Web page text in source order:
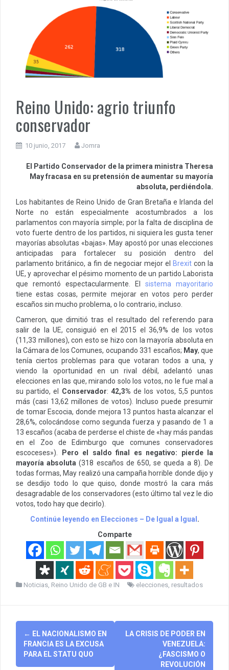
Reino Unido: agrio triunfo
conservador
10 junio, 2017 Jomra
El Partido Conservador de la primera ministra Theresa
May fracasa en su pretensión de aumentar su mayoría
absoluta, perdiéndola.
Los habitantes de Reino Unido de Gran Bretaña e Irlanda del
Norte no están especialmente acostumbrados a los
parlamentos con mayoría simple; por la falta de disciplina de
voto fuerte dentro de los partidos, ni siquiera les gusta tener
mayorías absolutas «bajas». May apostó por unas elecciones
anticipadas para fortalecer su posición dentro del
parlamento británico, a fin de negociar mejor el
Brexit con la
UE, y aprovechar el pésimo momento de un partido Laborista
que remontó espectacularmente. El sistema mayoritario
tiene estas cosas, permite mejorar en votos pero perder
escaños sin mucho problema, o lo contrario, incluso.
Cameron, que dimitió tras el resultado del referendo para
salir de la UE, consiguió en el 2015 el 36,9% de los votos
(11,33 millones), con esto se hizo con la mayoría absoluta en
la Cámara de los Comunes, ocupando 331 escaños; May, que
tenía ciertos problemas para que votaran todos a una, y
viendo la oportunidad en un rival débil, adelantó unas
elecciones en las que, mirando solo los votos, no le fue mal a
su partido, el Conservador: 42,3% de los votos, 5,5 puntos
más (casi 13,62 millones de votos). Incluso puede presumir
de tomar Escocia, donde mejora 13 puntos hasta alcanzar el
28,6%, colocándose como segunda fuerza y pasando de 1 a
13 escaños (acaba de perderse el chiste de «hay más pandas
en el Zoo de Edimburgo que comunes conservadores
escoceses»).
Pero el saldo final es negativo: pierde la
mayoría absoluta (318 escaños de 650, se queda a 8). De
todas formas, May realizó una campaña horrible donde dijo y
se desdijo todo lo que quiso, donde mostró la cara más
desagradable de los conservadores (esto último tal vez le dio
votos, todo hay que decirlo).
Continúe leyendo en Elecciones – De Igual a Igual .
Comparte
Noticias, Reino Unido de GB e IN elecciones, resultados
Post
navigation
← EL NACIONALISMO EN
FRANCIA ES LA EXCUSA
PARA EL STATU QUO
LA CRISIS DE PODER EN
VENEZUELA:
¿FASCISMO O
REVOLUCIÓN